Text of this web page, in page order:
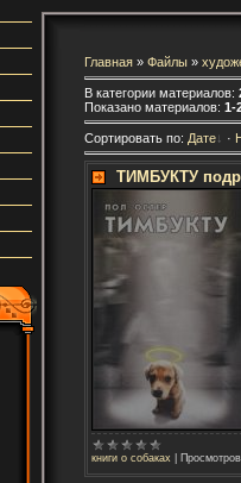
Главная» Файлы»
В категории материалов:
Показано материалов: 1-
Сортировать по: Дате ·
ТИМБУКТУ
книги о собаках|